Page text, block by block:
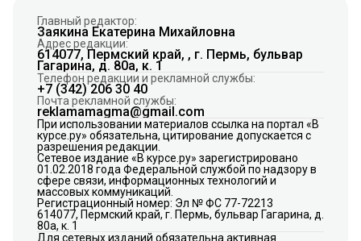
Главный редактор:
Заякина Екатерина Михайловна
Адрес редакции:
614077, Пермский край, , г. Пермь, бульвар
Гагарина, д. 80а, к. 1
Телефон редакции и рекламной службы:
+7 (342) 206 30 40
Почта рекламной службы:
reklamamagma@gmail.com
При использовании материалов ссылка на портал «В
курсе.ру» обязательна, цитирование допускается с
разрешения редакции.
Сетевое издание «В курсе.ру» зарегистрировано
01.02.2018 года Федеральной службой по надзору в
сфере связи, информационных технологий и
массовых коммуникаций.
Регистрационный номер: Эл № ФС 77-72213
614077, Пермский край, г. Пермь, бульвар Гагарина, д.
80а, к. 1
Для сетевых изданий обязательна активная